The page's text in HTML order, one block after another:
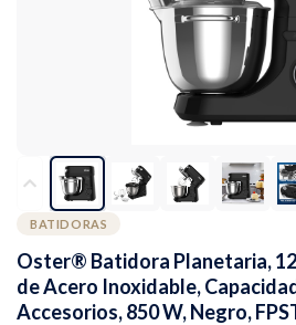
BATIDORAS
Oster® Batidora Planetaria,
de Acero Inoxidable,
Accesorios, 850 W, Negro,